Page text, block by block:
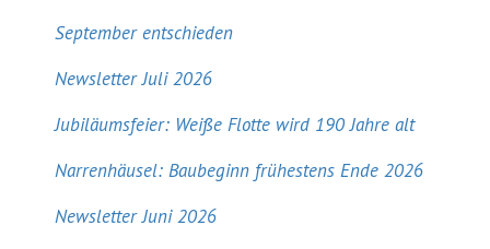
September entschieden
Newsletter Juli 2026
Jubiläumsfeier: Weiße Flotte wird 190 Jahre alt
Narrenhäusel: Baubeginn frühestens Ende 2026
Newsletter Juni 2026